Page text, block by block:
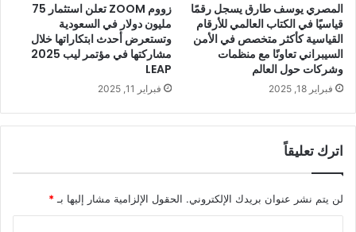
المصري يوسف طارق يسجل رقمًا
قياسيًا في الكتاب العالمي للأرقام
القياسية كأكثر متخصص في الأمن
السيبراني تعاونًا مع منظمات
وشركات حول العالم
فبراير 18, 2025
زووم ZOOM تعلن استثمار 75
مليون دولار في السعودية
وتستعرض أحدث ابتكاراتها خلال
مشاركتها في مؤتمر ليب 2025
LEAP
فبراير 11, 2025
اترك تعليقاً
لن يتم نشر عنوان بريدك الإلكتروني. الحقول الإلزامية مشار إليها بـ*